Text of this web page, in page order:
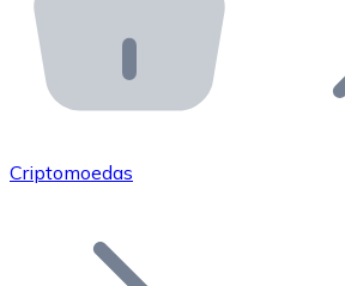
API Bitnovo
Integre nossa API no seu
Junte-se à nossa rede de
Adicione o token do seu
Criptomoedas